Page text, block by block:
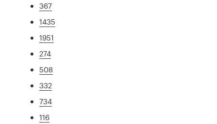
367
1435
1951
274
508
332
734
116